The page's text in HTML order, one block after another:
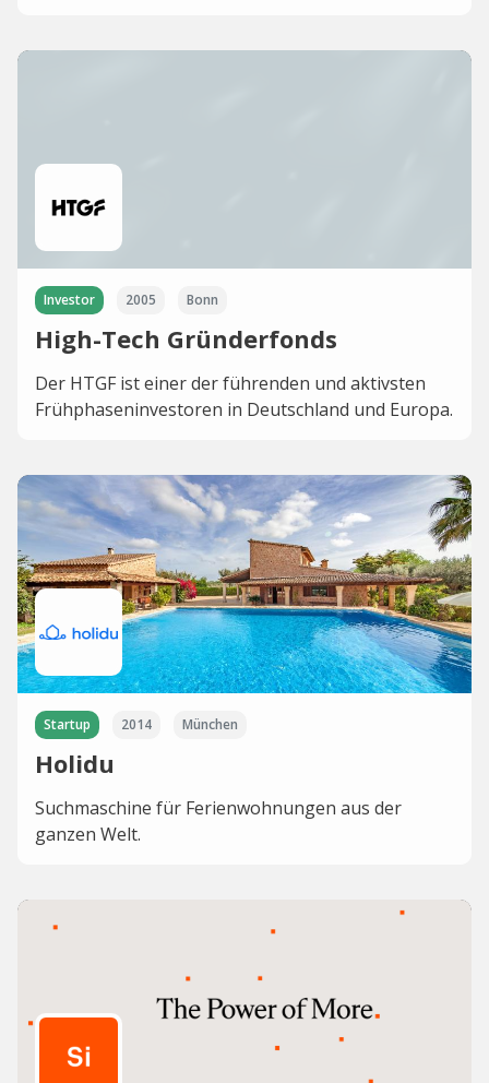
Investor 2005 Bonn
High-Tech Gründerfonds
Der HTGF ist einer der führenden und aktivsten
Frühphaseninvestoren in Deutschland und Europa.
Startup 2014 München
Holidu
Suchmaschine für Ferienwohnungen aus der
ganzen Welt.